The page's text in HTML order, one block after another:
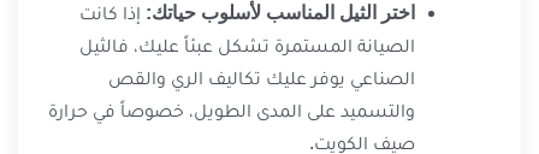
اختر الثيل المناسب لأسلوب حياتك: إذا كانت
الصيانة المستمرة تشكل عبئاً عليك، فالثيل
الصناعي يوفر عليك تكاليف الري والقص
والتسميد على المدى الطويل، خصوصاً في حرارة
صيف الكويت.